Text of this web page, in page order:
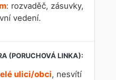
: rozvaděč, zásuvky,
vedení.
ulici/obci, nesvítí